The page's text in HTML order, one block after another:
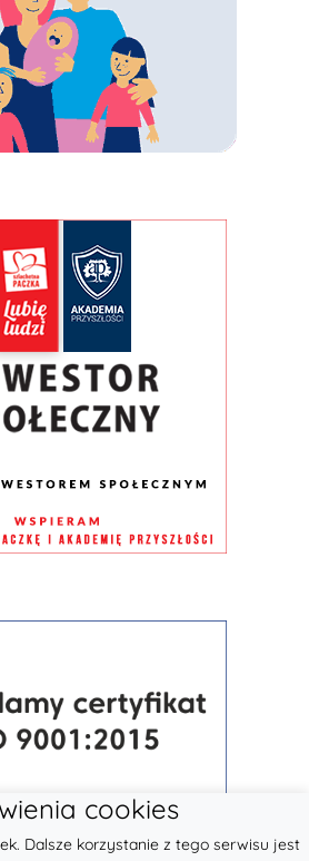
cookies
Dalsze korzystanie z tego serwisu jest